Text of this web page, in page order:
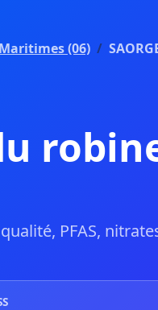
(06)
PFAS,